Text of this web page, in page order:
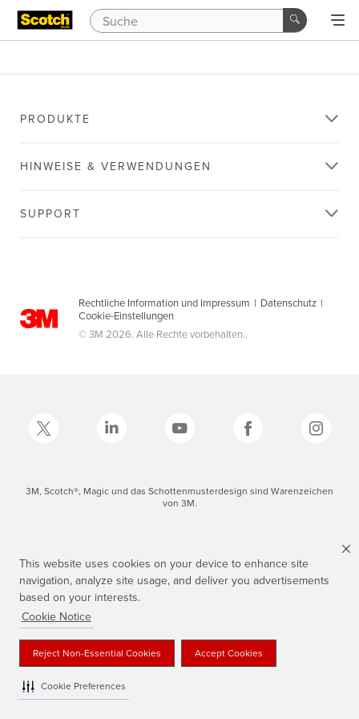
This website uses cookies on your device to enhance site
navigation, analyze site usage, and deliver you advertisements
based on your interests.
Cookie Notice
Reject Non-Essential Cookies Accept Cookies
Cookie Preferences
PRODUKTE
HINWEISE & VERWENDUNGEN
SUPPORT
Rechtliche Information und Impressum | Datenschutz |
Cookie-Einstellungen
© 3M 2026. Alle Rechte vorbehalten..
3M, Scotch®, Magic und das Schottenmusterdesign sind Warenzeichen
von 3M.